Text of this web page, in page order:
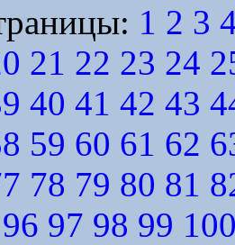
1 2 3
21 22 23 24
40 41 42 43
59 60 61 62
78 79 80 81
96 97 98 99